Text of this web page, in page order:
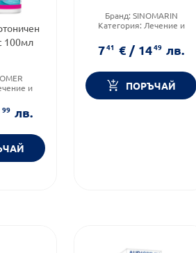
100мл
и
99 лв.
Бранд: SINOMARIN
Категория: Лечение и
Форма на продукта:
741 € / 1449 лв.
ПОРЪЧАЙ